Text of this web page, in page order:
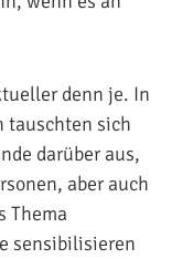
denn je. In
tauschten sich
darüber aus,
aber auch
Thema
sensibilisieren